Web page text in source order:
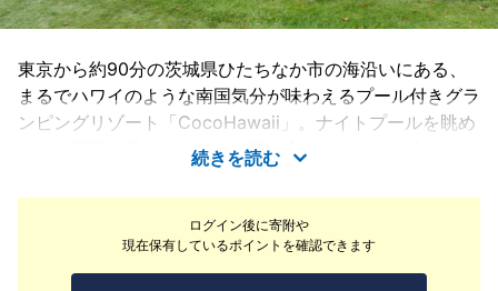
ログイン後に寄附や
現在保有しているポイントを確認できます
東京から約90分の茨城県ひたちなか市の海沿いにある、
まるでハワイのような南国気分が味わえるプール付きグラ
ンピングリゾート「CocoHawaii」。ナイトプールを眺め
ながら優雅に過ごしたり、無料で入れるサウナや大自然の
中でのバギー体験、ビーチを散歩したり魅力がたくさん。
続きを読む